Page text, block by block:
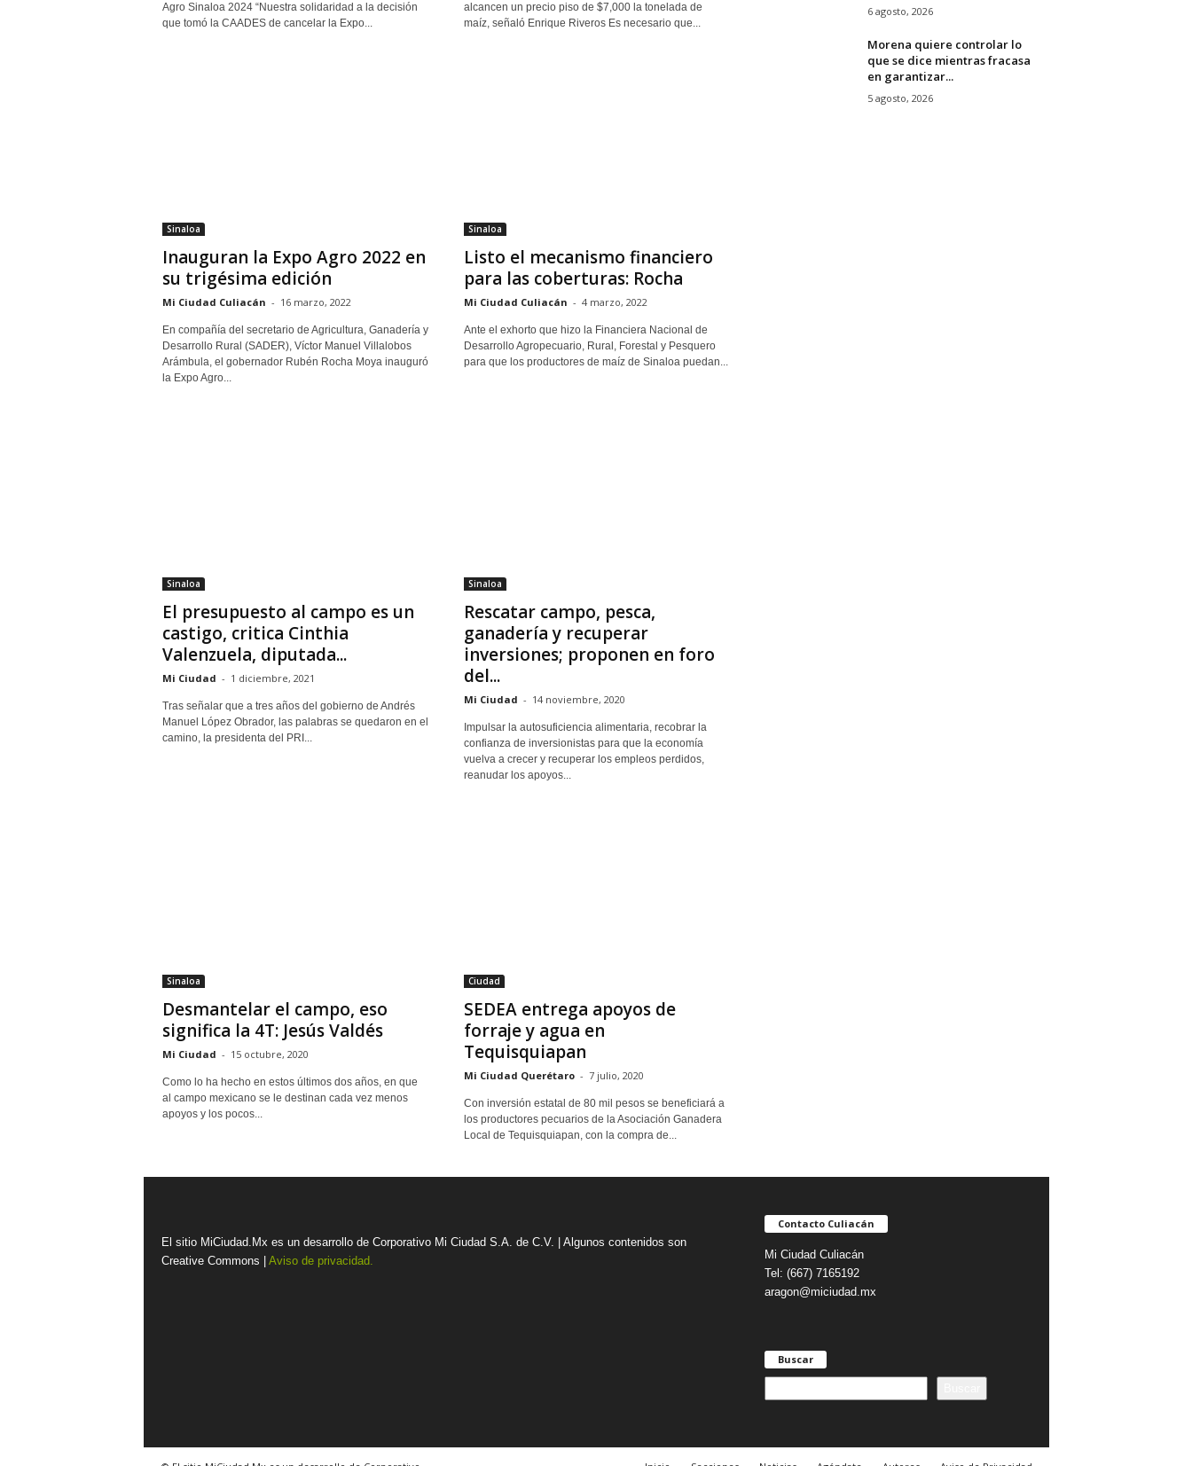
Agro Sinaloa 2024 “Nuestra solidaridad a la decisión
que tomó la CAADES de cancelar la Expo...
alcancen un precio piso de $7,000 la tonelada de
maíz, señaló Enrique Riveros Es necesario que...
Sinaloa
Inauguran la Expo Agro 2022 en
su trigésima edición
Mi Ciudad Culiacán - 16 marzo, 2022
En compañía del secretario de Agricultura, Ganadería y
Desarrollo Rural (SADER), Víctor Manuel Villalobos
Arámbula, el gobernador Rubén Rocha Moya inauguró
la Expo Agro...
Sinaloa
Listo el mecanismo financiero
para las coberturas: Rocha
Mi Ciudad Culiacán - 4 marzo, 2022
Ante el exhorto que hizo la Financiera Nacional de
Desarrollo Agropecuario, Rural, Forestal y Pesquero
para que los productores de maíz de Sinaloa puedan...
Sinaloa
El presupuesto al campo es un
castigo, critica Cinthia
Valenzuela, diputada...
Mi Ciudad - 1 diciembre, 2021
Tras señalar que a tres años del gobierno de Andrés
Manuel López Obrador, las palabras se quedaron en el
camino, la presidenta del PRI...
Sinaloa
Rescatar campo, pesca,
ganadería y recuperar
inversiones; proponen en foro
del...
Mi Ciudad - 14 noviembre, 2020
Impulsar la autosuficiencia alimentaria, recobrar la
confianza de inversionistas para que la economía
vuelva a crecer y recuperar los empleos perdidos,
reanudar los apoyos...
Sinaloa
Desmantelar el campo, eso
significa la 4T: Jesús Valdés
Mi Ciudad - 15 octubre, 2020
Como lo ha hecho en estos últimos dos años, en que
al campo mexicano se le destinan cada vez menos
apoyos y los pocos...
Ciudad
SEDEA entrega apoyos de
forraje y agua en
Tequisquiapan
Mi Ciudad Querétaro - 7 julio, 2020
Con inversión estatal de 80 mil pesos se beneficiará a
los productores pecuarios de la Asociación Ganadera
Local de Tequisquiapan, con la compra de...
6 agosto, 2026
Morena quiere controlar lo
que se dice mientras fracasa
en garantizar...
5 agosto, 2026
El sitio MiCiudad.Mx es un desarrollo de Corporativo Mi Ciudad S.A. de C.V. | Algunos contenidos son
Creative Commons | Aviso de privacidad.
Contacto Culiacán
Mi Ciudad Culiacán
Tel: (667) 7165192
aragon@miciudad.mx
Buscar
u